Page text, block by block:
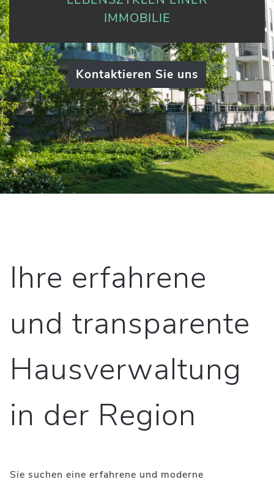
IMMOBILIE
Kontaktieren Sie uns
Ihre erfahrene
und transparente
Hausverwaltung
in der Region
Sie suchen eine erfahrene und moderne